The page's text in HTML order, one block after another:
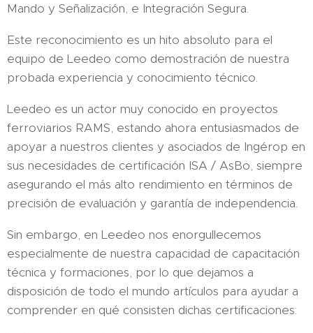
Mando y Señalización, e Integración Segura.
Este reconocimiento es un hito absoluto para el
equipo de Leedeo como demostración de nuestra
probada experiencia y conocimiento técnico.
Leedeo es un actor muy conocido en proyectos
ferroviarios RAMS, estando ahora entusiasmados de
apoyar a nuestros clientes y asociados de Ingérop en
sus necesidades de certificación ISA / AsBo, siempre
asegurando el más alto rendimiento en términos de
precisión de evaluación y garantía de independencia.
Sin embargo, en Leedeo nos enorgullecemos
especialmente de nuestra capacidad de capacitación
técnica y formaciones, por lo que dejamos a
disposición de todo el mundo artículos para ayudar a
comprender en qué consisten dichas certificaciones: